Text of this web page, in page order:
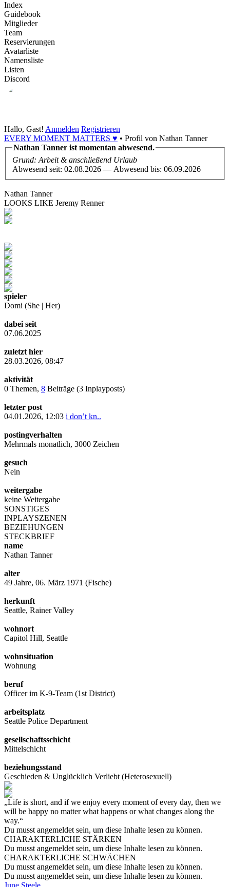
Index
Guidebook
Mitglieder
Team
Reservierungen
Avatarliste
Namensliste
Listen
Discord
Hallo, Gast! Anmelden Registrieren
EVERY MOMENT MATTERS ♥ • Profil von Nathan Tanner
Nathan Tanner ist momentan abwesend.
Grund: Arbeit & anschließend Urlaub
Abwesend seit: 02.08.2026 — Abwesend bis: 06.09.2026
Nathan Tanner
LOOKS LIKE Jeremy Renner
spieler
Domi (She | Her)
dabei seit
07.06.2025
zuletzt hier
28.03.2026, 08:47
aktivität
0 Themen, 8 Beiträge (3 Inplayposts)
letzter post
04.01.2026, 12:03 i don’t kn..
postingverhalten
Mehrmals monatlich, 3000 Zeichen
gesuch
Nein
weitergabe
keine Weitergabe
SONSTIGES
INPLAYSZENEN
BEZIEHUNGEN
STECKBRIEF
name
Nathan Tanner
alter
49 Jahre, 06. März 1971 (Fische)
herkunft
Seattle, Rainer Valley
wohnort
Capitol Hill, Seattle
wohnsituation
Wohnung
beruf
Officer im K-9-Team (1st District)
arbeitsplatz
Seattle Police Department
gesellschaftsschicht
Mittelschicht
beziehungsstand
Geschieden & Unglücklich Verliebt (Heterosexuell)
„Life is short, and if we enjoy every moment of every day, then we
will be happy no matter what happens or what changes along the
way.“
Du musst angemeldet sein, um diese Inhalte lesen zu können.
CHARAKTERLICHE STÄRKEN
Du musst angemeldet sein, um diese Inhalte lesen zu können.
CHARAKTERLICHE SCHWÄCHEN
Du musst angemeldet sein, um diese Inhalte lesen zu können.
Du musst angemeldet sein, um diese Inhalte lesen zu können.
June Steele